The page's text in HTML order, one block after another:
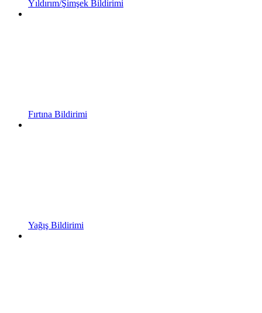
Yıldırım/Şimşek Bildirimi
Fırtına Bildirimi
Yağış Bildirimi